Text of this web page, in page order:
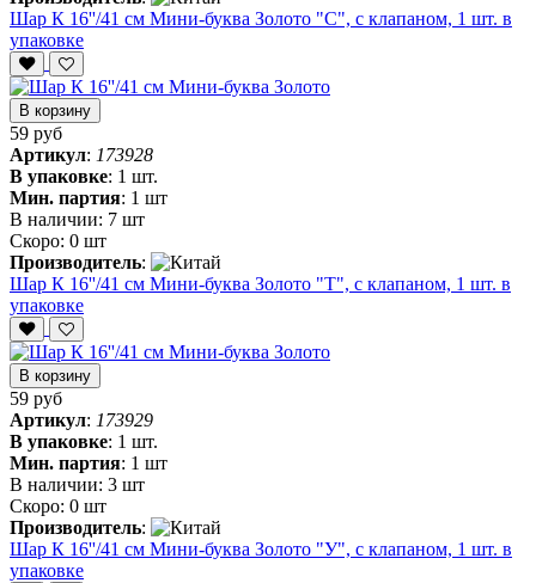
Шар К 16''/41 см Мини-буква Золото "С", с клапаном, 1 шт. в
упаковке
В корзину
59 руб
Артикул: 173928
В упаковке: 1 шт.
Мин. партия: 1 шт
В наличии: 7 шт
Скоро: 0 шт
Производитель:
Шар К 16''/41 см Мини-буква Золото "Т", с клапаном, 1 шт. в
упаковке
В корзину
59 руб
Артикул: 173929
В упаковке: 1 шт.
Мин. партия: 1 шт
В наличии: 3 шт
Скоро: 0 шт
Производитель:
Шар К 16''/41 см Мини-буква Золото "У", с клапаном, 1 шт. в
упаковке